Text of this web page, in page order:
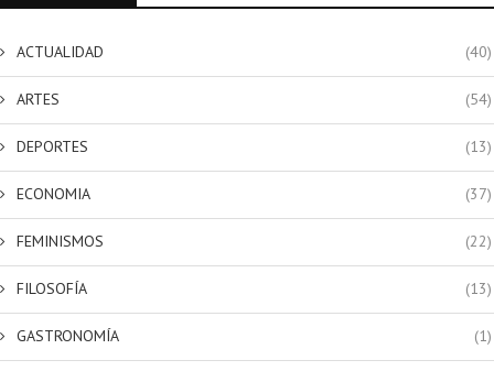
ACTUALIDAD (40)
ARTES (54)
DEPORTES (13)
ECONOMIA (37)
FEMINISMOS (22)
FILOSOFÍA (13)
GASTRONOMÍA (1)